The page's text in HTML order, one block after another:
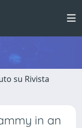
su Rivista
in an